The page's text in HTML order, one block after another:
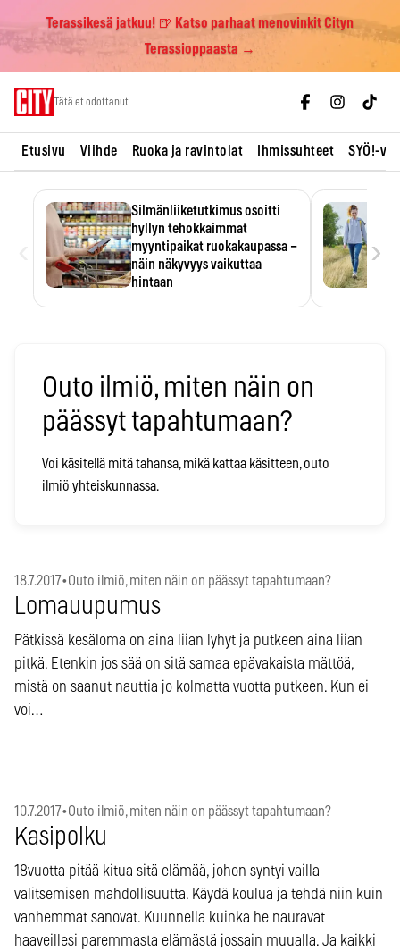
Terassikesä jatkuu! 🍺 Katso parhaat menovinkit Cityn
Terassioppaasta →
Tätä et odottanut
Etusivu Viihde Ruoka ja ravintolat Ihmissuhteet SYÖ!-
Silmänliiketutkimus osoitti
hyllyn tehokkaimmat
myyntipaikat ruokakaupassa –
näin näkyvyys vaikuttaa
hintaan
›
Outo ilmiö, miten näin on
päässyt tapahtumaan?
Voi käsitellä mitä tahansa, mikä kattaa käsitteen, outo
ilmiö yhteiskunnassa.
18.7.2017•Outo ilmiö, miten näin on päässyt tapahtumaan?
Lomauupumus
Pätkissä kesäloma on aina liian lyhyt ja putkeen aina liian
pitkä. Etenkin jos sää on sitä samaa epävakaista mättöä,
mistä on saanut nauttia jo kolmatta vuotta putkeen. Kun ei
voi…
10.7.2017•Outo ilmiö, miten näin on päässyt tapahtumaan?
Kasipolku
18vuotta pitää kitua sitä elämää, johon syntyi vailla
valitsemisen mahdollisuutta. Käydä koulua ja tehdä niin kuin
vanhemmat sanovat. Kuunnella kuinka he nauravat
haaveillesi paremmasta elämästä jossain muualla. Ja kaikki